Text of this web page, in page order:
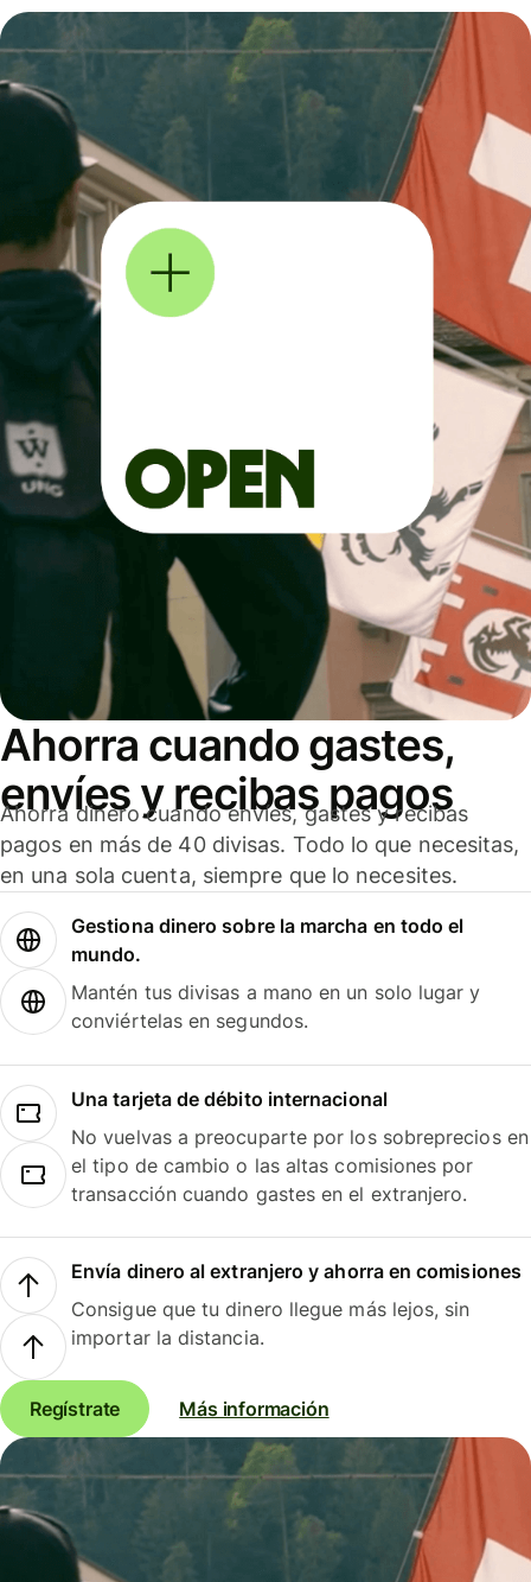
Ahorra cuando gastes,
envíes y recibas pagos
Ahorra dinero cuando envíes, gastes y recibas
pagos en más de 40 divisas. Todo lo que necesitas,
en una sola cuenta, siempre que lo necesites.
Gestiona dinero sobre la marcha en todo el
mundo.
Mantén tus divisas a mano en un solo lugar y
conviértelas en segundos.
Una tarjeta de débito internacional
No vuelvas a preocuparte por los sobreprecios en
el tipo de cambio o las altas comisiones por
transacción cuando gastes en el extranjero.
Envía dinero al extranjero y ahorra en comisiones
Consigue que tu dinero llegue más lejos, sin
importar la distancia.
Regístrate Más información